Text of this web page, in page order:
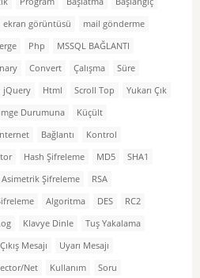
ekran görüntüsü
mail gönderme
Php
MSSQL BAĞLANTI
Convert Çalışma
Süre
jQuery Html Scroll Top
Yukarı Çık
Durumuna
Küçült
Bağlantı
Kontrol
Hash Şifreleme MD5
SHA1
Asimetrik Şifreleme
RSA
Algoritma DES
RC2
Klavye Dinle
Tuş Yakalama
Çıkış Mesajı
Uyarı Mesajı
Net Kullanım
Soru